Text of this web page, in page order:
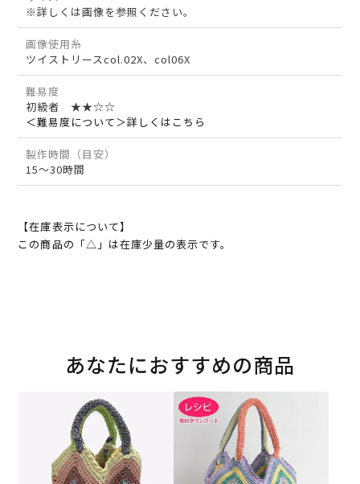
※詳しくは画像を参照ください。
画像使用糸
ツイストリースcol.02X、col06X
難易度
初級者 ★★☆☆
＜難易度について＞詳しくはこちら
製作時間（目安）
15～30時間
【在庫表示について】
この商品の「△」は在庫少量の表示です。
あなたにおすすめの商品